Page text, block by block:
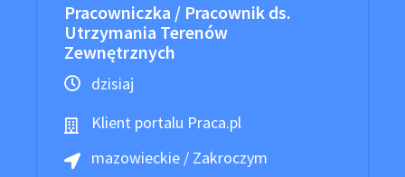
Pracowniczka / Pracownik ds.
Utrzymania Terenów
Zewnętrznych
dzisiaj
Klient portalu Praca.pl
mazowieckie / Zakroczym